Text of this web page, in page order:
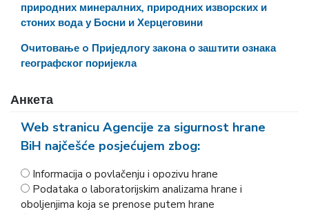
природних минералних, природних изворских и
стоних вода у Босни и Херцеговини
Очитовање o Приједлогу закона о заштити ознака
географског поријекла
Анкета
Web stranicu Agencije za sigurnost hrane
BiH najčešće posjećujem zbog:
Informacija o povlačenju i opozivu hrane
Podataka o laboratorijskim analizama hrane i
oboljenjima koja se prenose putem hrane